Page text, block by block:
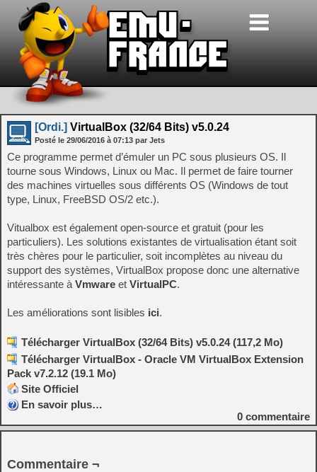
[Ordi.] VirtualBox (32/64 Bits) v5.0.24
Posté le 29/06/2016 à 07:13 par Jets
Ce programme permet d’émuler un PC sous plusieurs OS. Il
tourne sous Windows, Linux ou Mac. Il permet de faire tourner
des machines virtuelles sous différents OS (Windows de tout
type, Linux, FreeBSD OS/2 etc.).
Vitualbox est également open-source et gratuit (pour les
particuliers). Les solutions existantes de virtualisation étant soit
très chères pour le particulier, soit incomplètes au niveau du
support des systèmes, VirtualBox propose donc une alternative
intéressante à Vmware et VirtualPC.
Les améliorations sont lisibles ici.
Télécharger VirtualBox (32/64 Bits) v5.0.24 (117,2 Mo)
Télécharger VirtualBox - Oracle VM VirtualBox Extension
Pack v7.2.12 (19.1 Mo)
Site Officiel
En savoir plus…
0 commentaire
Commentaire ¬